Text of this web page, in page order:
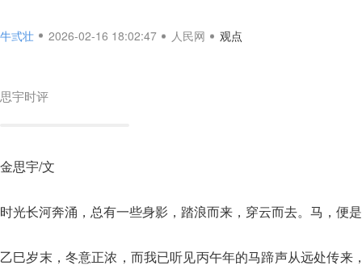
牛弎壮 2026-02-16 18:02:47 人民网 观点
思宇时评
金思宇/文
时光长河奔涌，总有一些身影，踏浪而来，穿云而去。马，便
乙巳岁末，冬意正浓，而我已听见丙午年的马蹄声从远处传